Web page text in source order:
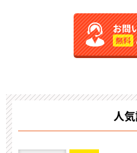
お問
無料
人